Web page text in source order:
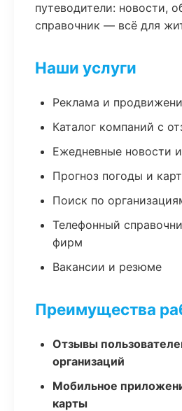
путеводители: новости,
справочник — всё для
Наши услуги
Реклама и
Каталог компаний с
Ежедневные новости
Прогноз погоды и
Поиск по
Телефонный
фирм
Вакансии и резюме
Преимущества
Отзывы
организаций
Мобильное
карты